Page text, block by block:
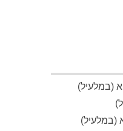
(במלעיל)
(במלעיל)